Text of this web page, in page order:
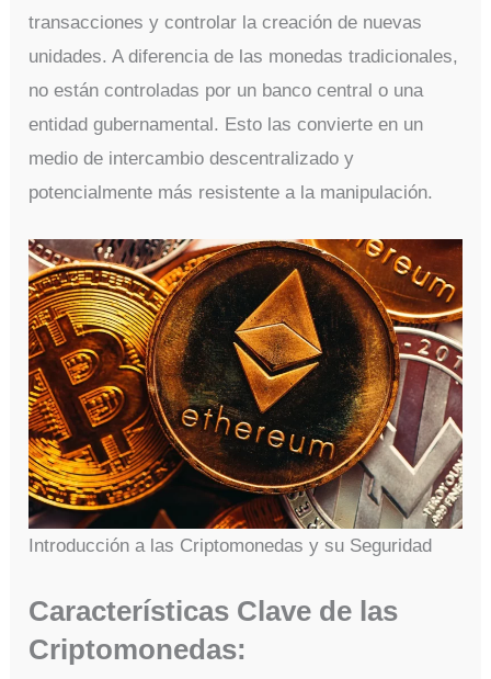
transacciones y controlar la creación de nuevas
unidades. A diferencia de las monedas tradicionales,
no están controladas por un banco central o una
entidad gubernamental. Esto las convierte en un
medio de intercambio descentralizado y
potencialmente más resistente a la manipulación.
Introducción a las Criptomonedas y su Seguridad
Características Clave de las
Criptomonedas: